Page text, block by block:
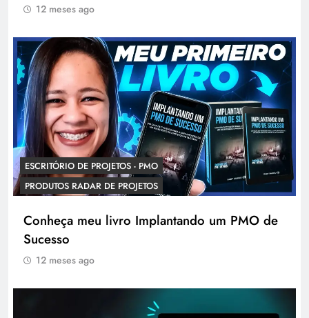
12 meses ago
ESCRITÓRIO DE PROJETOS - PMO
PRODUTOS RADAR DE PROJETOS
Conheça meu livro Implantando um PMO de
Sucesso
12 meses ago